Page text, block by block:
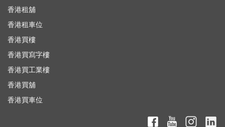
香港租舖
香港租車位
香港買樓
香港買寫字樓
香港買工業樓
香港買舖
香港買車位